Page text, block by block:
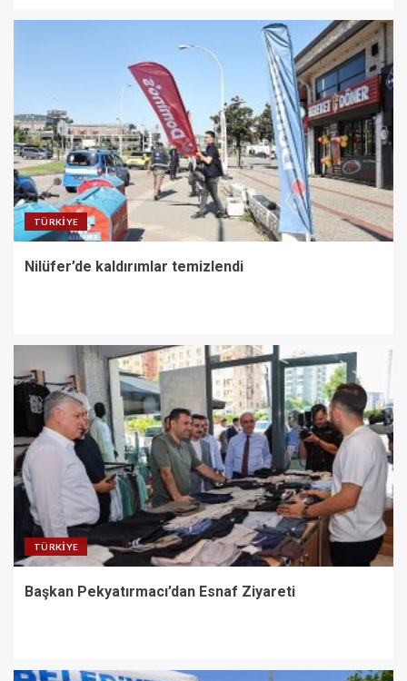
TÜRKIYE
Nilüfer’de kaldırımlar temizlendi
TÜRKIYE
Başkan Pekyatırmacı’dan Esnaf Ziyareti